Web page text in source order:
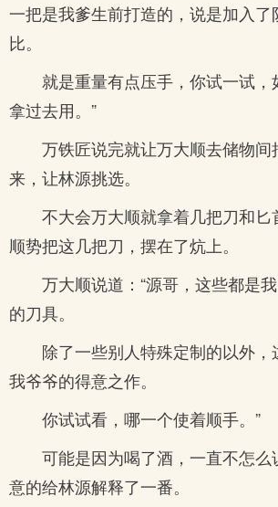
一把是我爹生前打造的，说是加入了
比。
就是重量有点压手，你试一试
拿过去用。”
万铁匠说完就让万大顺去储物间
来，让林源挑选。
不大会万大顺就拿着几把刀和匕
顺势把这几把刀，摆在了炕上。
万大顺说道：“源哥，这些都是
的刀具。
除了一些别人特殊定制的以外，
我爷爷的得意之作。
你试试看，哪一个使着顺手。”
可能是因为喝了酒，一直不怎
意的给林源解释了一番。